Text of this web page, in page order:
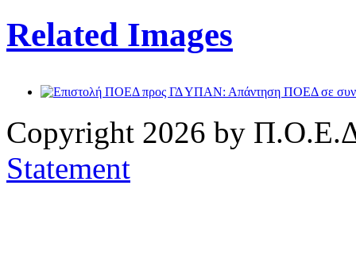
Related Images
Copyright 2026 by
Statement